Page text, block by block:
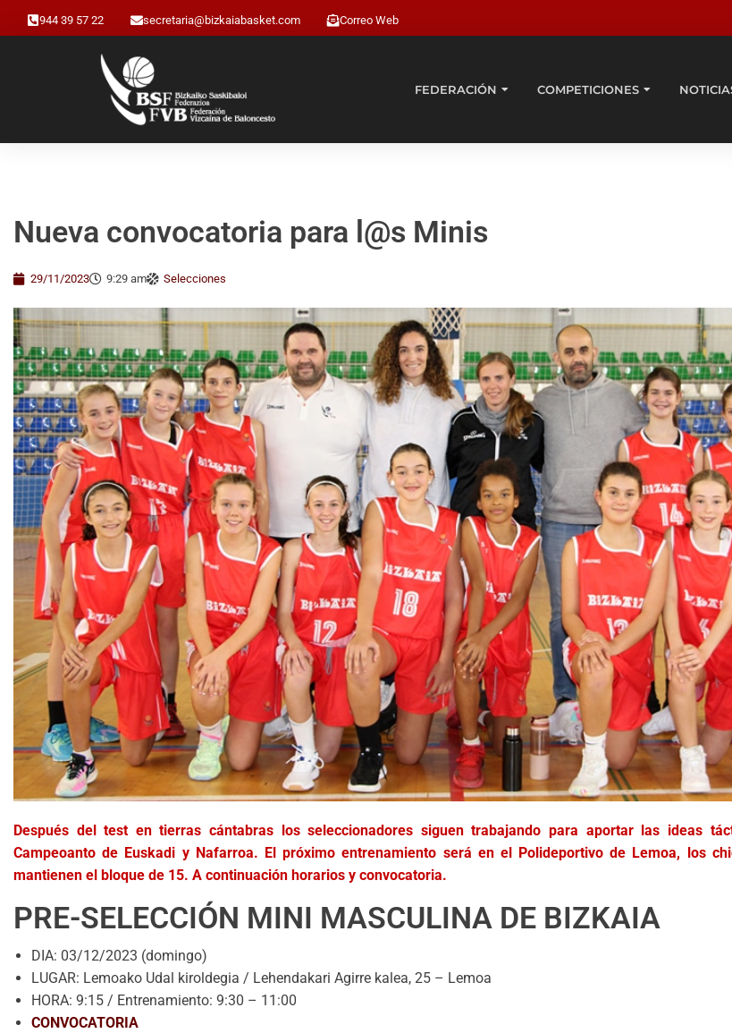
944 39 57 22 secretaria@bizkaiabasket.com Correo Web
FEDERACIÓN COMPETICIONES
Nueva convocatoria para l@s Minis
29/11/2023 9:29 am Selecciones
Después del test en tierras cántabras los seleccionadores siguen trabajando para aportar las ideas
Campeoanto de Euskadi y Nafarroa. El próximo entrenamiento será en el Polideportivo de Lemoa, los
mantienen el bloque de 15. A continuación horarios y convocatoria.
PRE-SELECCIÓN MINI MASCULINA DE BIZKAIA
DIA: 03/12/2023 (domingo)
LUGAR: Lemoako Udal kiroldegia / Lehendakari Agirre kalea, 25 – Lemoa
HORA: 9:15 / Entrenamiento: 9:30 – 11:00
CONVOCATORIA